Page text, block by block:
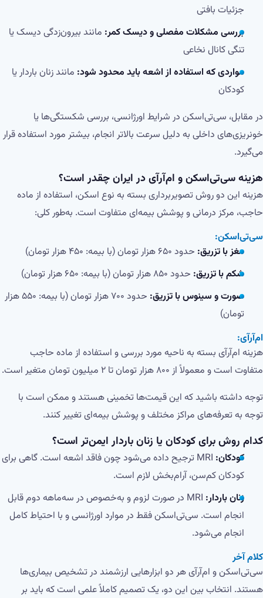
جزئیات بافتی
بررسی مشکلات مفصلی و دیسک کمر: مانند بیرون‌زدگی دیسک یا
تنگی کانال نخاعی
مواردی که استفاده از اشعه باید محدود شود: مانند زنان باردار یا
کودکان
در مقابل، سی‌تی‌اسکن در شرایط اورژانسی، بررسی شکستگی‌ها یا
خونریزی‌های داخلی به دلیل سرعت بالاتر انجام، بیشتر مورد استفاده قرار
می‌گیرد.
هزینه سی‌تی‌اسکن و ام‌آر‌آی در ایران چقدر است؟
هزینه این دو روش تصویربرداری بسته به نوع اسکن، استفاده از ماده
حاجب، مرکز درمانی و پوشش بیمه‌ای متفاوت است. به‌طور کلی:
سی‌تی‌اسکن:
مغز با تزریق: حدود ۶۵۰ هزار تومان (با بیمه: ۴۵۰ هزار تومان)
شکم با تزریق: حدود ۸۵۰ هزار تومان (با بیمه: ۶۵۰ هزار تومان)
صورت و سینوس با تزریق:
حدود ۷۰۰ هزار تومان (با بیمه: ۵۵۰ هزار
تومان)
ام‌آر‌آی:
هزینه ام‌آر‌آی بسته به ناحیه مورد بررسی و استفاده از ماده حاجب
متفاوت است و معمولاً از ۸۰۰ هزار تومان تا ۲ میلیون تومان متغیر است.
توجه داشته باشید که این قیمت‌ها تخمینی هستند و ممکن است با
توجه به تعرفه‌های مراکز مختلف و پوشش بیمه‌ای تغییر کنند.
کدام روش برای کودکان یا زنان باردار ایمن‌تر است؟
کودکان:
MRI ترجیح داده می‌شود چون فاقد اشعه است. گاهی برای
کودکان کم‌سن، آرام‌بخش لازم است.
زنان باردار:
MRI در صورت لزوم و به‌خصوص در سه‌ماهه دوم قابل
انجام است. سی‌تی‌اسکن فقط در موارد اورژانسی و با احتیاط کامل
انجام می‌شود.
کلام آخر
سی‌تی‌اسکن و ام‌آر‌آی هر دو ابزارهایی ارزشمند در تشخیص بیماری‌ها
هستند. انتخاب بین این دو، یک تصمیم کاملاً علمی است که باید بر